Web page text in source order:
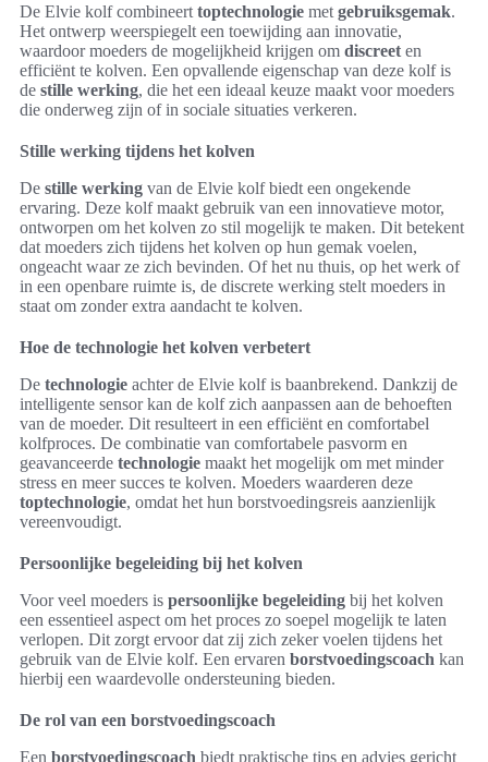
De Elvie kolf combineert toptechnologie met gebruiksgemak.
Het ontwerp weerspiegelt een toewijding aan innovatie,
waardoor moeders de mogelijkheid krijgen om discreet en
efficiënt te kolven. Een opvallende eigenschap van deze kolf is
de stille werking, die het een ideaal keuze maakt voor moeders
die onderweg zijn of in sociale situaties verkeren.
Stille werking tijdens het kolven
De stille werking van de Elvie kolf biedt een ongekende
ervaring. Deze kolf maakt gebruik van een innovatieve motor,
ontworpen om het kolven zo stil mogelijk te maken. Dit betekent
dat moeders zich tijdens het kolven op hun gemak voelen,
ongeacht waar ze zich bevinden. Of het nu thuis, op het werk of
in een openbare ruimte is, de discrete werking stelt moeders in
staat om zonder extra aandacht te kolven.
Hoe de technologie het kolven verbetert
De technologie achter de Elvie kolf is baanbrekend. Dankzij de
intelligente sensor kan de kolf zich aanpassen aan de behoeften
van de moeder. Dit resulteert in een efficiënt en comfortabel
kolfproces. De combinatie van comfortabele pasvorm en
geavanceerde technologie maakt het mogelijk om met minder
stress en meer succes te kolven. Moeders waarderen deze
toptechnologie, omdat het hun borstvoedingsreis aanzienlijk
vereenvoudigt.
Persoonlijke begeleiding bij het kolven
Voor veel moeders is persoonlijke begeleiding bij het kolven
een essentieel aspect om het proces zo soepel mogelijk te laten
verlopen. Dit zorgt ervoor dat zij zich zeker voelen tijdens het
gebruik van de Elvie kolf. Een ervaren borstvoedingscoach kan
hierbij een waardevolle ondersteuning bieden.
De rol van een borstvoedingscoach
Een borstvoedingscoach biedt praktische tips en advies gericht